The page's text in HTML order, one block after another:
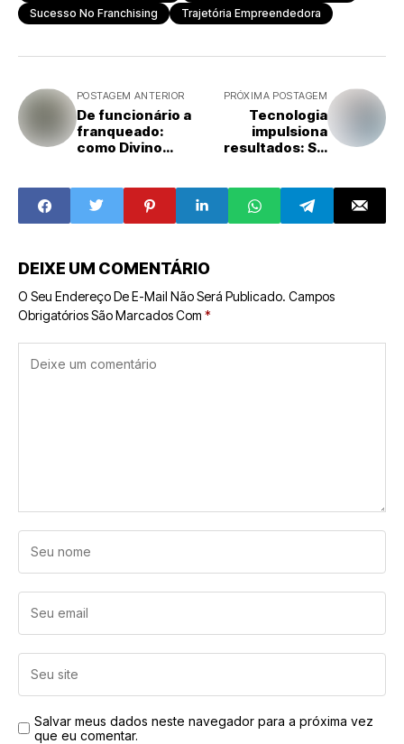
Sucesso No Franchising
Trajetória Empreendedora
POSTAGEM ANTERIOR
De funcionário a
franqueado:
como Divino
Giraffas Patteo
Olinda
PRÓXIMA POSTAGEM
Tecnologia
impulsiona
resultados: SÓ
que facilita a
captação de
clientes
DEIXE UM COMENTÁRIO
O Seu Endereço De E-Mail Não Será Publicado. Campos
Obrigatórios São Marcados Com *
Salvar meus dados neste navegador para a próxima vez
que eu comentar.